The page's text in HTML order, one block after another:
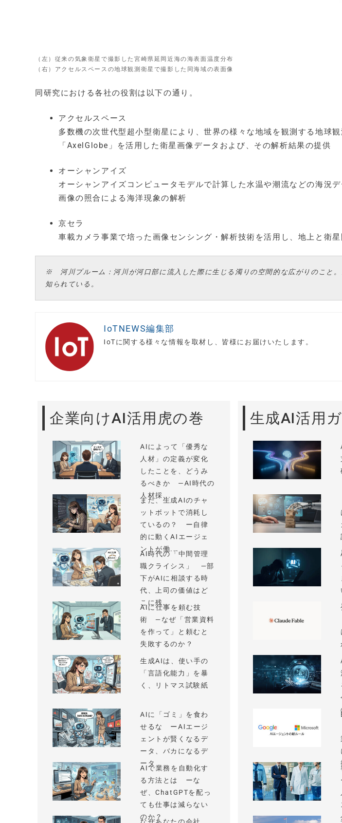
（左）従来の気象衛星で撮影した宮崎県延岡近海の海表面温度分布
（右）アクセルスペースの地球観測衛星で撮影した同海域の表面像
同研究における各社の役割は以下の通り。
アクセルスペース
多数機の次世代型超小型衛星により、世界の様々な地域を観測する地球
「AxelGlobe」を活用した衛星画像データおよび、その解析結果の提供
オーシャンアイズ
オーシャンアイズコンピュータモデルで計算した水温や潮流などの海況
画像の照合による海洋現象の解析
京セラ
車載カメラ事業で培った画像センシング・解析技術を活用し、地上と衛
※ 河川プルーム：河川が河口部に流入した際に生じる濁りの空間的な広がりのこと
知られている。
IoTNEWS編集部
IoTに関する様々な情報を取材し、皆様にお届けいたします。
企業向けAI活用虎の巻
AIによって「優秀な
人材」の定義が変化
したことを、どうみ
るべきか —AI時代の
人材採...
まだ、生成AIのチャ
ットボットで消耗し
ているの？ ー自律
的に動くAIエージェ
ントが働...
AI時代の「中間管理
職クライシス」 —部
下がAIに相談する時
代、上司の価値はど
こに残...
AIに仕事を頼む技
術 —なぜ「営業資料
を作って」と頼むと
失敗するのか？
生成AIは、使い手の
「言語化能力」を暴
く、リトマス試験紙
AIに「ゴミ」を食わ
せるな ーAIエージ
ェントが賢くなるデ
ータ、バカになるデ
ータ
AIで業務を自動化す
る方法とは ーな
ぜ、ChatGPTを配っ
ても仕事は減らない
のか？
生成AI活用